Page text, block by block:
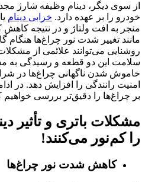
از سوی دیگر، دینام وظیفه شارژ
خودرو را بر عهده دارد. خرابی دینام
منجر به افت ولتاژ و در نتیجه کاهش
مانند تغییر شدت نور چراغ‌ها هنگام
روشنایی می‌توانند علائمی از
سلامت این دو قطعه و رسیدگی به
خاموش شدن ناگهانی چراغ‌ها در
امنیت رانندگی را افزایش دهد. در
بر چراغ‌ها را دقیق‌تر بررسی خواهیم
مشکلات باتری و تأثیر
را کم‌نور می‌کنند!
کاهش شدت نور چراغ‌ها